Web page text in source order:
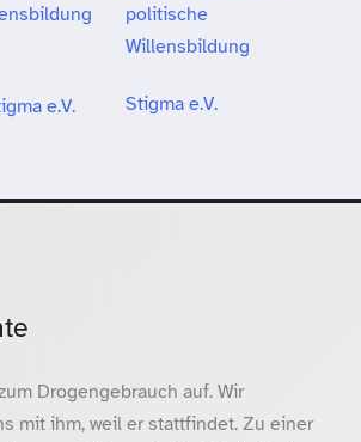
politische
Willensbildung
Stigma e.V.
Drogengebrauch auf. Wir
mit ihm, weil er stattfindet. Zu einer